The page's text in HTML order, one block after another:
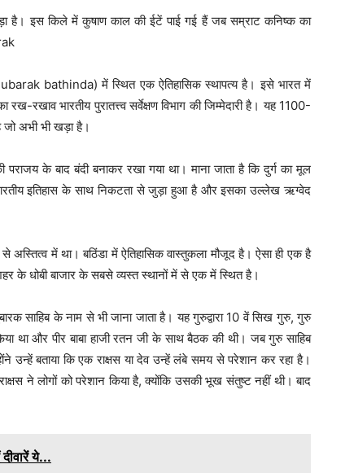
है। इस किले में कुषाण काल की ईटें पाई गई हैं जब सम्राट कनिष्क का
bathinda) में स्थित एक ऐतिहासिक स्थापत्य है। इसे भारत में
रखाव भारतीय पुरातत्त्व सर्वेक्षण विभाग की जिम्मेदारी है। यह 1100-
जो अभी भी खड़ा है।
के बाद बंदी बनाकर रखा गया था। माना जाता है कि दुर्ग का मूल
भारतीय इतिहास के साथ निकटता से जुड़ा हुआ है और इसका उल्लेख ऋग्वेद
से अस्तित्व में था। बठिंडा में ऐतिहासिक वास्तुकला मौजूद है। ऐसा ही एक है
के धोबी बाजार के सबसे व्यस्त स्थानों में से एक में स्थित है।
साहिब के नाम से भी जाना जाता है। यह गुरुद्वारा 10 वें सिख गुरु, गुरु
था और पीर बाबा हाजी रतन जी के साथ बैठक की थी। जब गुरु साहिब
उन्हें बताया कि एक राक्षस या देव उन्हें लंबे समय से परेशान कर रहा है।
ने लोगों को परेशान किया है, क्योंकि उसकी भूख संतुष्ट नहीं थी। बाद
ये...